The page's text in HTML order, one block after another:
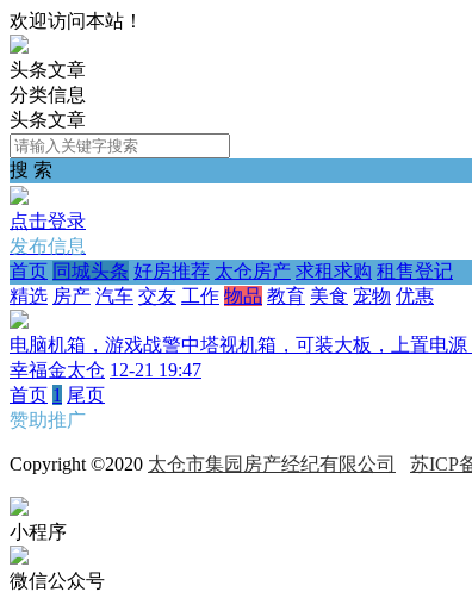
欢迎访问本站！
头条文章
分类信息
头条文章
搜 索
点击登录
发布信息
首页 同城头条 好房推荐 太仓房产 求租求购 租售登记
精选 房产 汽车 交友 工作 物品 教育 美食 宠物 优惠
电脑机箱，游戏战警中塔视机箱，可装大板，上置电
幸福金太仓 12-21 19:47
首页 1 尾页
赞助推广
Copyright ©2020 太仓市集园房产经纪有限公司 苏ICP
小程序
微信公众号